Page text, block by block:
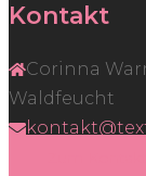
Kontakt
Corinna
Waldfeucht